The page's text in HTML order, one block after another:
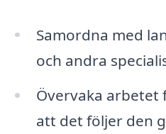
Samordna med
och andra
Övervaka arbetet
att det följer den